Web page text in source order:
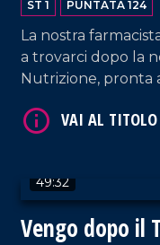
ST 1 PUNTATA 124
La nostra
a trovarci dopo la
Nutrizione, pronta
brani interpretati
49:32
Vengo dopo il
VAI AL TITOLO